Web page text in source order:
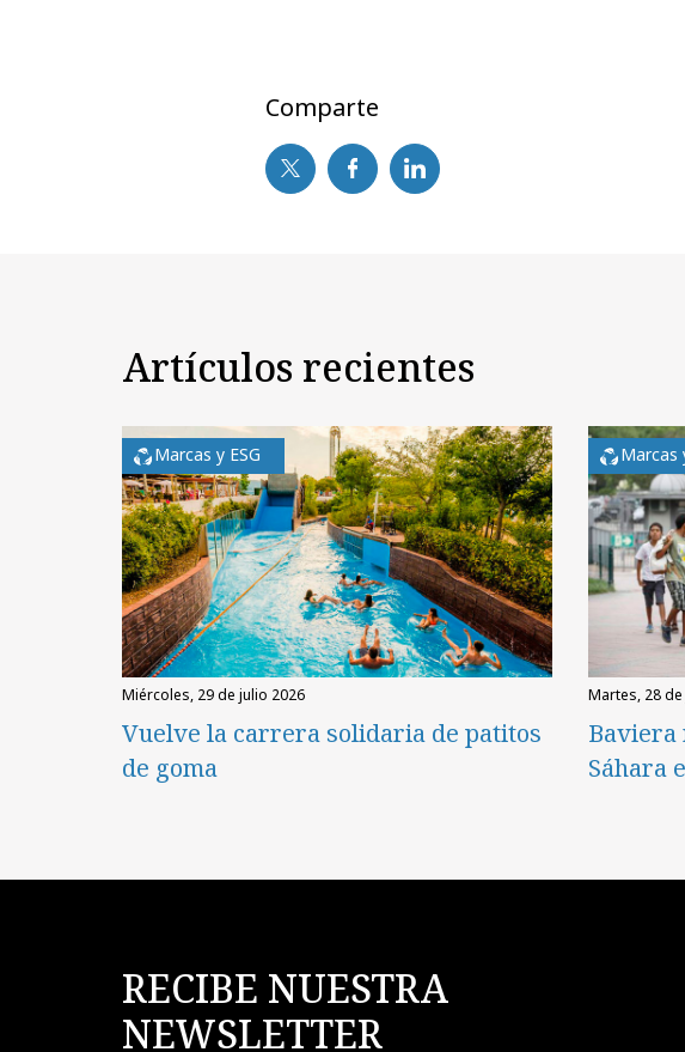
Comparte
Artículos recientes
Marcas y ESG
miércoles, 29 de julio 2026
Vuelve la carrera solidaria de patitos
de goma
Marcas
martes, 28
Baviera
Sáhara
RECIBE NUESTRA
NEWSLETTER